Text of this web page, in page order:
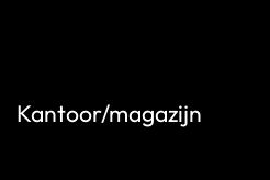
Kantoor/magazijn